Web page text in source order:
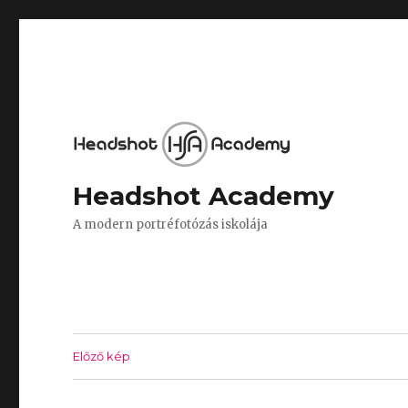
Headshot Academy
A modern portréfotózás iskolája
Előző kép